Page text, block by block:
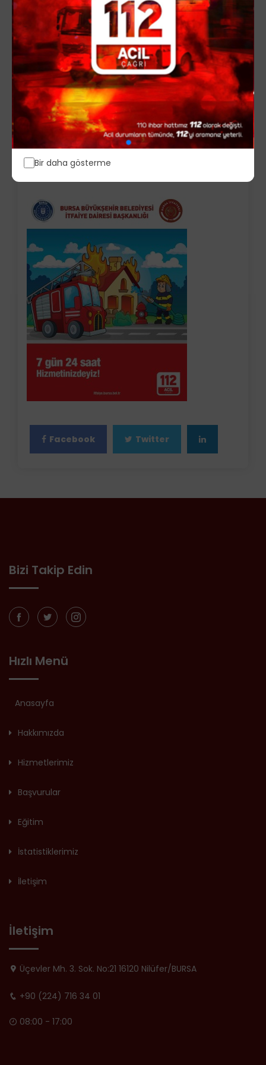
Facebook Twitter
Bizi Takip Edin
Hızlı Menü
Anasayfa
Hakkımızda
Hizmetlerimiz
Başvurular
Eğitim
İstatistiklerimiz
İletişim
İletişim
Üçevler Mh. 3. Sok. No:21 16120 Nilüfer/BURSA
+90 (224) 716 34 01
08:00 - 17:00
Bir daha gösterme